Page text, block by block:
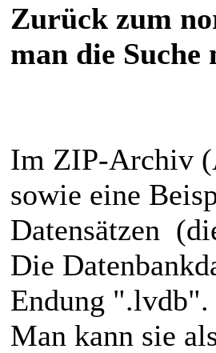
Zurück zum
man die
Im ZIP-Archiv
sowie eine
Datensätzen
Die
Endung ".lvdb".
Man kann sie